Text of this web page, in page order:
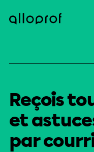
Reçois
et
par